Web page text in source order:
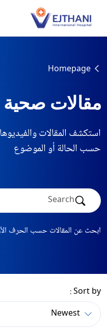
مقالات صحية
استكشف المقالات
حسب الحالة أو الموضوع
ابحث عن المقالات حسب الحرف
Sort by :